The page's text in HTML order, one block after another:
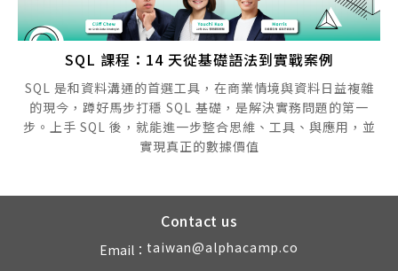
SQL 課程：14 天從基礎語法到實戰案例
SQL 是和資料溝通的首選工具，在商業情境與資料日益複雜
的現今，蹲好馬步打穩 SQL 基礎，是解決實務問題的第一
步。上手 SQL 後，就能進一步整合思維、工具、與應用，並
實現真正的數據價值
Contact us
Email： taiwan@alphacamp.co